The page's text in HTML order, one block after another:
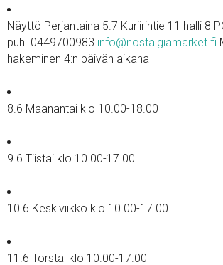
Näyttö Perjantaina 5.7 Kuriirintie 11 halli 8
puh. 0449700983 info@nostalgiamarket.fi
hakeminen 4:n päivän aikana
8.6 Maanantai klo 10.00-18.00
9.6 Tiistai klo 10.00-17.00
10.6 Keskiviikko klo 10.00-17.00
11.6 Torstai klo 10.00-17.00